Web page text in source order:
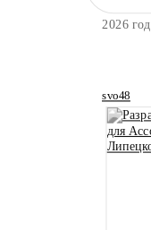
2026 год.
svo48